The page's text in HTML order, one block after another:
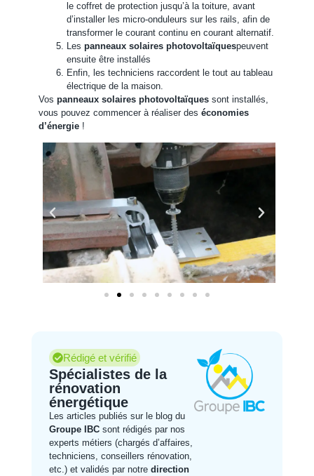
le coffret de protection jusqu’à la toiture, avant
d’installer les micro-onduleurs sur les rails, afin de
transformer le courant continu en courant alternatif.
Les panneaux solaires photovoltaïquespeuvent
ensuite être installés
Enfin, les techniciens raccordent le tout au tableau
électrique de la maison.
Vos panneaux solaires photovoltaïquessont installés,
vous pouvez commencer à réaliser des économies
d’énergie!
Rédigé et vérifié
Spécialistes de la
rénovation
énergétique
Les articles publiés sur le blog du
Groupe IBCsont rédigés par nos
experts métiers (chargés d’affaires,
techniciens, conseillers rénovation,
etc.) et validés par notre direction